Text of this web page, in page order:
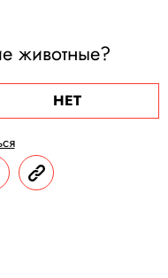
животные?
НЕТ